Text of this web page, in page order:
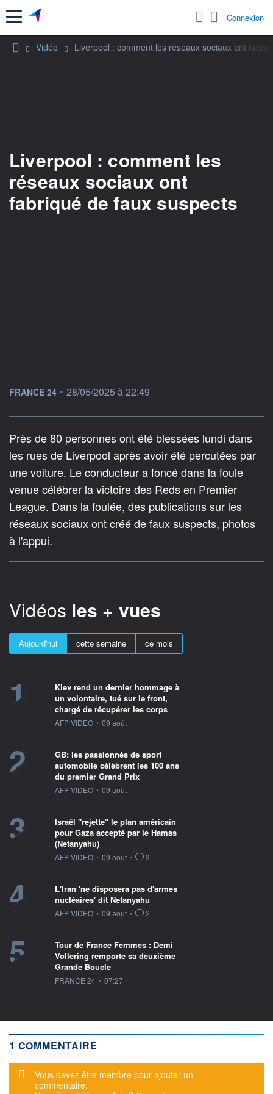
Menu Connexion
Vidéo Liverpool : comment les réseaux sociaux ont
Liverpool : comment les
réseaux sociaux ont
fabriqué de faux suspects
information fournie par
FRANCE 24 • 28/05/2025 à 22:49
Près de 80 personnes ont été blessées lundi dans
les rues de Liverpool après avoir été percutées par
une voiture. Le conducteur a foncé dans la foule
venue célébrer la victoire des Reds en Premier
League. Dans la foulée, des publications sur les
réseaux sociaux ont créé de faux suspects, photos
à l'appui.
Vidéos les + vues
Aujourd'hui cette semaine ce mois
1
Kiev rend un dernier hommage à
un volontaire, tué sur le front,
chargé de récupérer les corps
information fournie par
AFP VIDEO • 09 août
2
GB: les passionnés de sport
automobile célèbrent les 100 ans
du premier Grand Prix
information fournie par
AFP VIDEO • 09 août
3
Israël "rejette" le plan américain
pour Gaza accepté par le Hamas
(Netanyahu)
information fournie par
AFP VIDEO • 09 août • 3
4
L'Iran 'ne disposera pas d'armes
nucléaires' dit Netanyahu
information fournie par
AFP VIDEO • 09 août • 2
5
Tour de France Femmes : Demi
Vollering remporte sa deuxième
Grande Boucle
information fournie par
FRANCE 24 • 07:27
1 COMMENTAIRE
Message d'alerte
Vous devez être membre pour ajouter un
commentaire.